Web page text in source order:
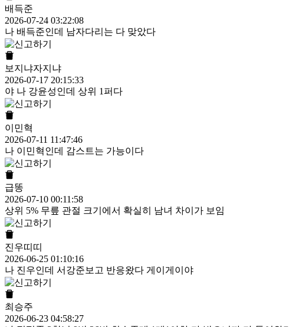
배득준
2026-07-24 03:22:08
나 배득준인데 남자다리는 다 맞았다
보지냐자지냐
2026-07-17 20:15:33
야 나 강윤성인데 상위 1퍼다
이민혁
2026-07-11 11:47:46
나 이민혁인데 감스트는 가능이다
급똥
2026-07-10 00:11:58
상위 5% 무릎 관절 크기에서 확실히 남녀 차이가 보임
진우띠띠
2026-06-25 01:10:16
나 진우인데 서강준보고 반응왔다 게이게이야
최승주
2026-06-23 04:58:27